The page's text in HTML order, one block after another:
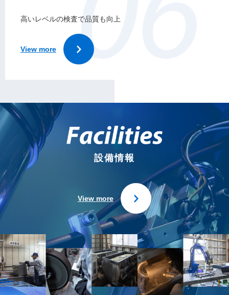
高いレベルの検査で品質も向上
View more
設備情報
View more